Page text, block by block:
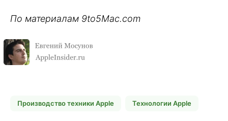
По материалам 9to5Mac.com
Производство техники Apple Технологии Apple